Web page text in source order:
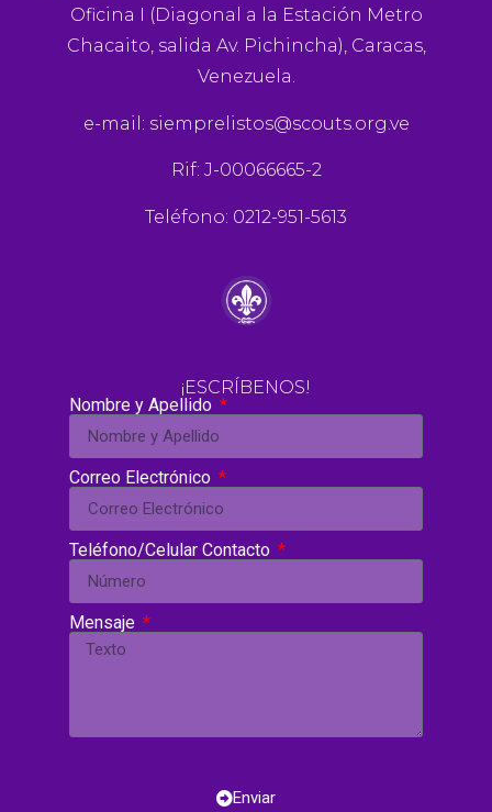
Oficina I (Diagonal a la Estación Metro
Chacaito, salida Av. Pichincha), Caracas,
Venezuela.
e-mail: siemprelistos@scouts.org.ve
Rif: J-00066665-2
Teléfono: 0212-951-5613
¡ESCRÍBENOS!
Nombre y Apellido
Correo Electrónico
Teléfono/Celular Contacto
Mensaje
Enviar